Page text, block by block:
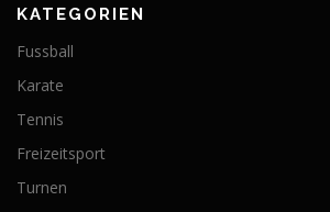
KATEGORIEN
Fussball
Karate
Tennis
Freizeitsport
Turnen